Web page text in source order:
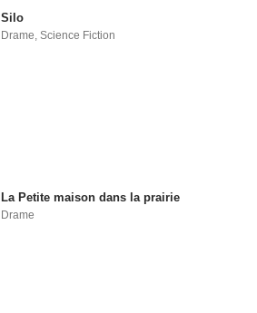
Silo
Drame,Science Fiction
La Petite maison dans la prairie
Drame